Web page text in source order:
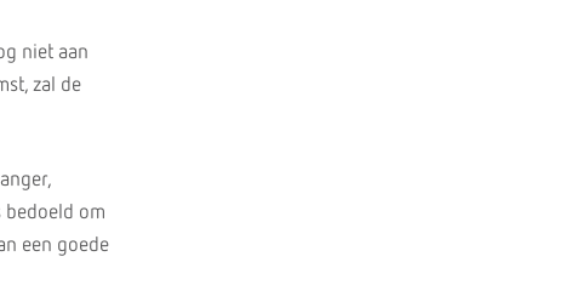
niet aan
zal de
bedoeld om
een goede